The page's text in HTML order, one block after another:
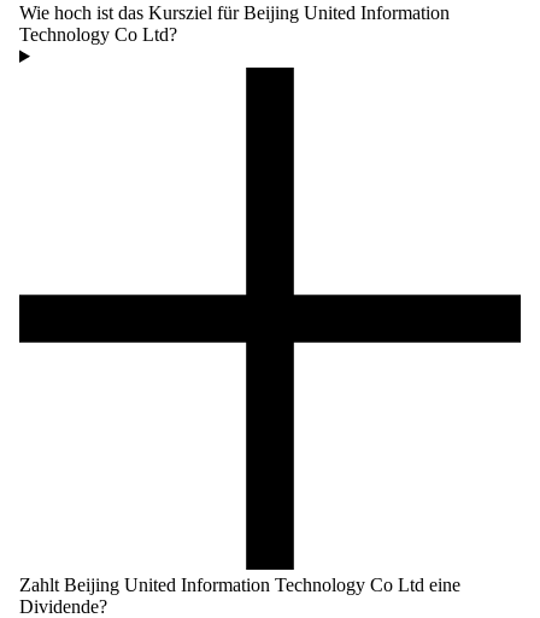
Wie hoch ist das Kursziel für Beijing United Information
Technology Co Ltd?
Zahlt Beijing United Information Technology Co Ltd eine
Dividende?